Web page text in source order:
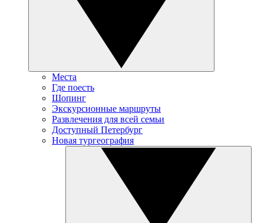
Места
Где поесть
Шопинг
Экскурсионные маршруты
Развлечения для всей семьи
Доступный Петербург
Новая тургеография